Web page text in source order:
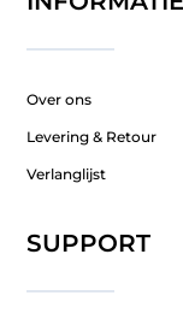
Over ons
Levering & Retour
Verlanglijst
SUPPORT